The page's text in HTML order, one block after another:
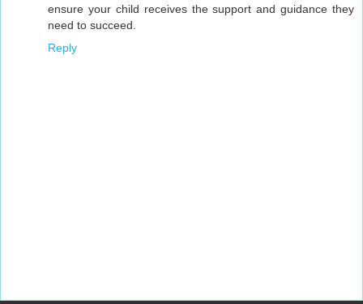
ensure your child receives the support and guidance they
need to succeed.
Reply